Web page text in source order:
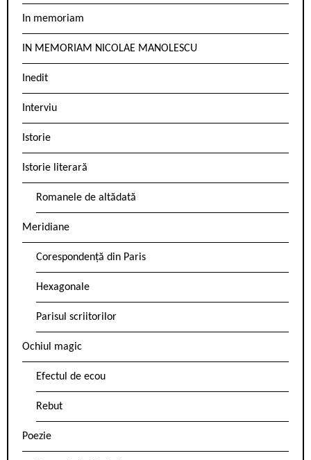
In memoriam
IN MEMORIAM NICOLAE MANOLESCU
Inedit
Interviu
Istorie
Istorie literară
Romanele de altădată
Meridiane
Corespondență din Paris
Hexagonale
Parisul scriitorilor
Ochiul magic
Efectul de ecou
Rebut
Poezie